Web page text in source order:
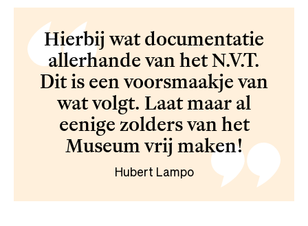
Hierbij wat documentatie
allerhande van het N.V.T.
Dit is een voorsmaakje van
wat volgt. Laat maar al
eenige zolders van het
Museum vrij maken!
Hubert Lampo